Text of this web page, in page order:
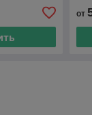
от